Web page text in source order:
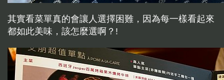
其實看菜單真的會讓人選擇困難，因為每一樣看起來
都如此美味，該怎麼選啊？!